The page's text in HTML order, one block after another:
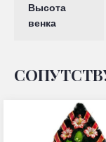
Высота
венка